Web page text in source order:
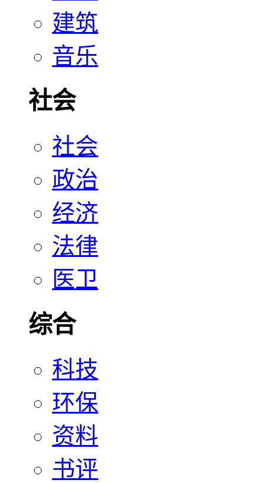
建筑
音乐
社会
社会
政治
经济
法律
医卫
综合
科技
环保
资料
书评